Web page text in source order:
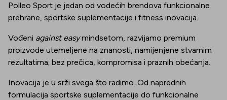
Događanja
Polleo Sport je jedan od vodećih brendova funkcionalne
prehrane, sportske suplementacije i fitness inovacija.
Vođeni against easymindsetom, razvijamo premium
proizvode utemeljene na znanosti, namijenjene stvarnim
rezultatima; bez prečica, kompromisa i praznih obećanja.
Inovacija je u srži svega što radimo. Od naprednih
formulacija sportske suplementacije do funkcionalne